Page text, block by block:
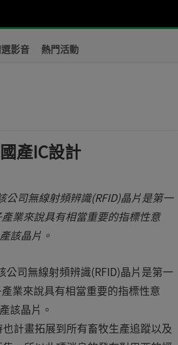
影音 熱門活動
產IC設計
公司無線射頻辨識(RFID)晶片是第一
業來說具有相當重要的指標性意
該晶片。
公司無線射頻辨識(RFID)晶片是第一
業來說具有相當重要的指標性意
該晶片。
計畫拓展到所有畜牧生產追蹤以及